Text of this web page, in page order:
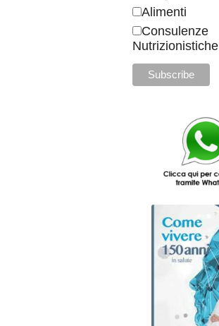
Alimenti
Consulenze
Nutrizionistiche